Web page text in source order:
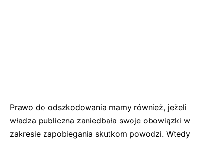
Prawo do odszkodowania mamy również, jeżeli
władza publiczna zaniedbała swoje obowiązki w
zakresie zapobiegania skutkom powodzi. Wtedy